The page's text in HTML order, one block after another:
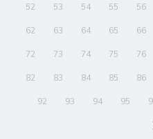
52 53 54 55 56
62 63 64 65 66
72 73 74 75 76
82 83 84 85 86
92 93 94 95